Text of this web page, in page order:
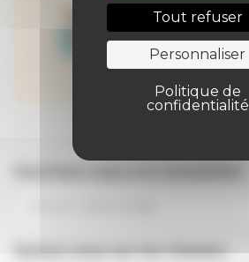
Tout refuser
Personnaliser
Politique de
confidentialité
Suivez nous sur les réseaux